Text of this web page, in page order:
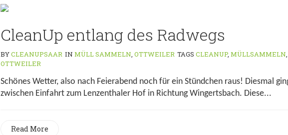
CleanUp entlang des Radwegs
BYCLEANUPSAAR IN MÜLL SAMMELN, OTTWEILER TAGS CLEANUP, MÜLLSAMMELN,
OTTWEILER
Schönes Wetter, also nach Feierabend noch für ein Stündchen raus! Diesmal
zwischen Einfahrt zum Lenzenthaler Hof in Richtung Wingertsbach. Diese...
Read More